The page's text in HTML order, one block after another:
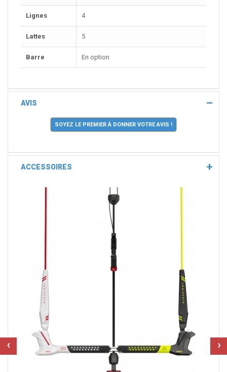
Lignes 4
Lattes 5
Barre En option
AVIS
SOYEZ LE PREMIER À DONNER VOTRE AVIS !
ACCESSOIRES
‹ ›